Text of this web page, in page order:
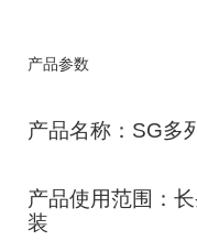
产品参数
产品名称：SG多
产品使用范围：
装